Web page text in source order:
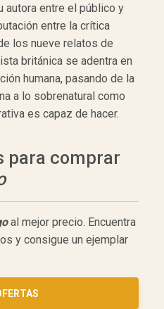
autora entre el público y
entre la crítica
los nueve relatos de
británica se adentra en
humana, pasando de la
a lo sobrenatural como
es capaz de hacer.
para comprar
al mejor precio. Encuentra
y consigue un ejemplar